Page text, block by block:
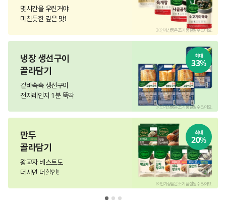
몇시간을 우린거야
미친듯한 깊은 맛!
※ 인기상품은 조기 품절될 수 있어요.
최대
33%
냉장 생선구이
골라담기
겉바속촉 생선구이
전자레인지 1분 뚝딱
※ 인기상품은 조기 품절될 수 있어요.
최대
20%
만두
골라담기
왕교자 베스트도
더사면 더할인!
※ 인기상품은 조기 품절될 수 있어요.